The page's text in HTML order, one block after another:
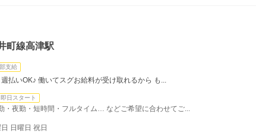
町線高津駅
支給
払いOK♪ 働いてスグお給料が受け取れるから も...
即日スタート
夜勤・短時間・フルタイム… などご希望に合わせてご...
日曜日 祝日